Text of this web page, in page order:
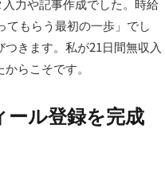
力や記事作成でした。時給
てもらう最初の一歩」でし
きます。私が21日間無収入
らこそです。
ル登録を完成